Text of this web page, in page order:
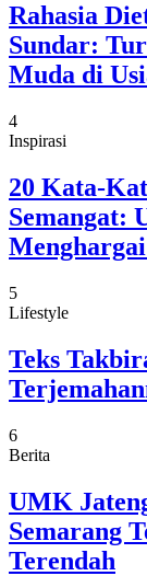
Rahasia
Sundar:
Muda di
4
Inspirasi
20 Kata-
Semangat:
5
Lifestyle
Teks
6
Berita
UMK
Semarang
Terendah